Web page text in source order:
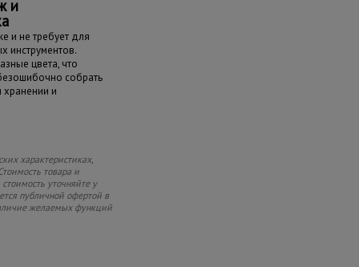
и
и не требует для
инструментов.
цвета, что
собрать
хранении и
характеристиках,
товара и
уточняйте у
публичной офертой в
желаемых функций